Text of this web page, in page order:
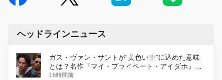
ヘッドラインニュース
ガス・ヴァン・サントが“黄色い車”に込めた意味
とは？名作『マイ・プライベート・アイダホ』が
初のデジタルリマスター版で復活
16時間前